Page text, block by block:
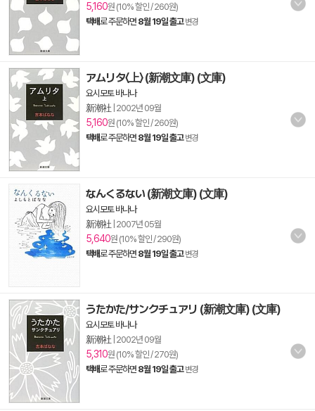
5,160원 (10% 할인 / 260원)
택배로 주문하면 8월 19일 출고 변경
アムリタ〈上〉 (新潮文庫) (文庫)
요시모토 바나나
新潮社 2002년 09월
5,160원 (10% 할인 / 260원)
택배로 주문하면 8월 19일 출고 변경
なんくるない (新潮文庫) (文庫)
요시모토 바나나
新潮社 2007년 05월
5,640원 (10% 할인 / 290원)
택배로 주문하면 8월 19일 출고 변경
うたかた/サンクチュアリ (新潮文庫) (文庫)
요시모토 바나나
新潮社 2002년 09월
5,310원 (10% 할인 / 270원)
택배로 주문하면 8월 19일 출고 변경